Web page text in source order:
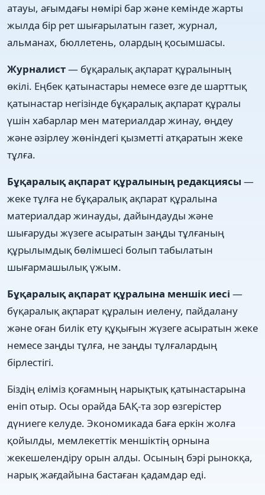
атауы, ағымдағы нөмірі бар және кемінде жарты
жылда бір рет шығарылатын газет, журнал,
альманах, бюллетень, олардың қосымшасы.
Журналист— бұқаралық ақпарат құралының
өкілі. Еңбек қатынастары немесе өзге де шарттық
қатынастар негізінде бұқаралық ақпарат құралы
үшін хабарлар мен материалдар жинау, өңдеу
және әзірлеу жөніндегі қызметті атқаратын жеке
тұлға.
Бұқаралық ақпарат құралының редакциясы —
жеке тұлға не бұқаралық ақпарат құралына
материалдар жинауды, дайындауды және
шығаруды жүзеге асыратын заңды тұлғаның
құрылымдық бөлімшесі болып табылатын
шығармашылық үжым.
Бұқаралық ақпарат құралына меншік иесі —
бүқаралық ақпарат құралын иелену, пайдалану
және оған билік ету құқығын жүзеге асыратын жеке
немесе заңды тұлға, не заңды тұлғалардың
бірлестігі.
Біздің еліміз қоғамның нарықтық қатынастарына
еніп отыр. Осы орайда БАҚ-та зор өзгерістер
дүниеге келуде. Экономикада баға еркін жолға
қойылды, мемлекеттік меншіктің орнына
жекешелендіру орын алды. Осының бэрі рынокқа,
нарық жағдайына бастаған қадамдар еді.